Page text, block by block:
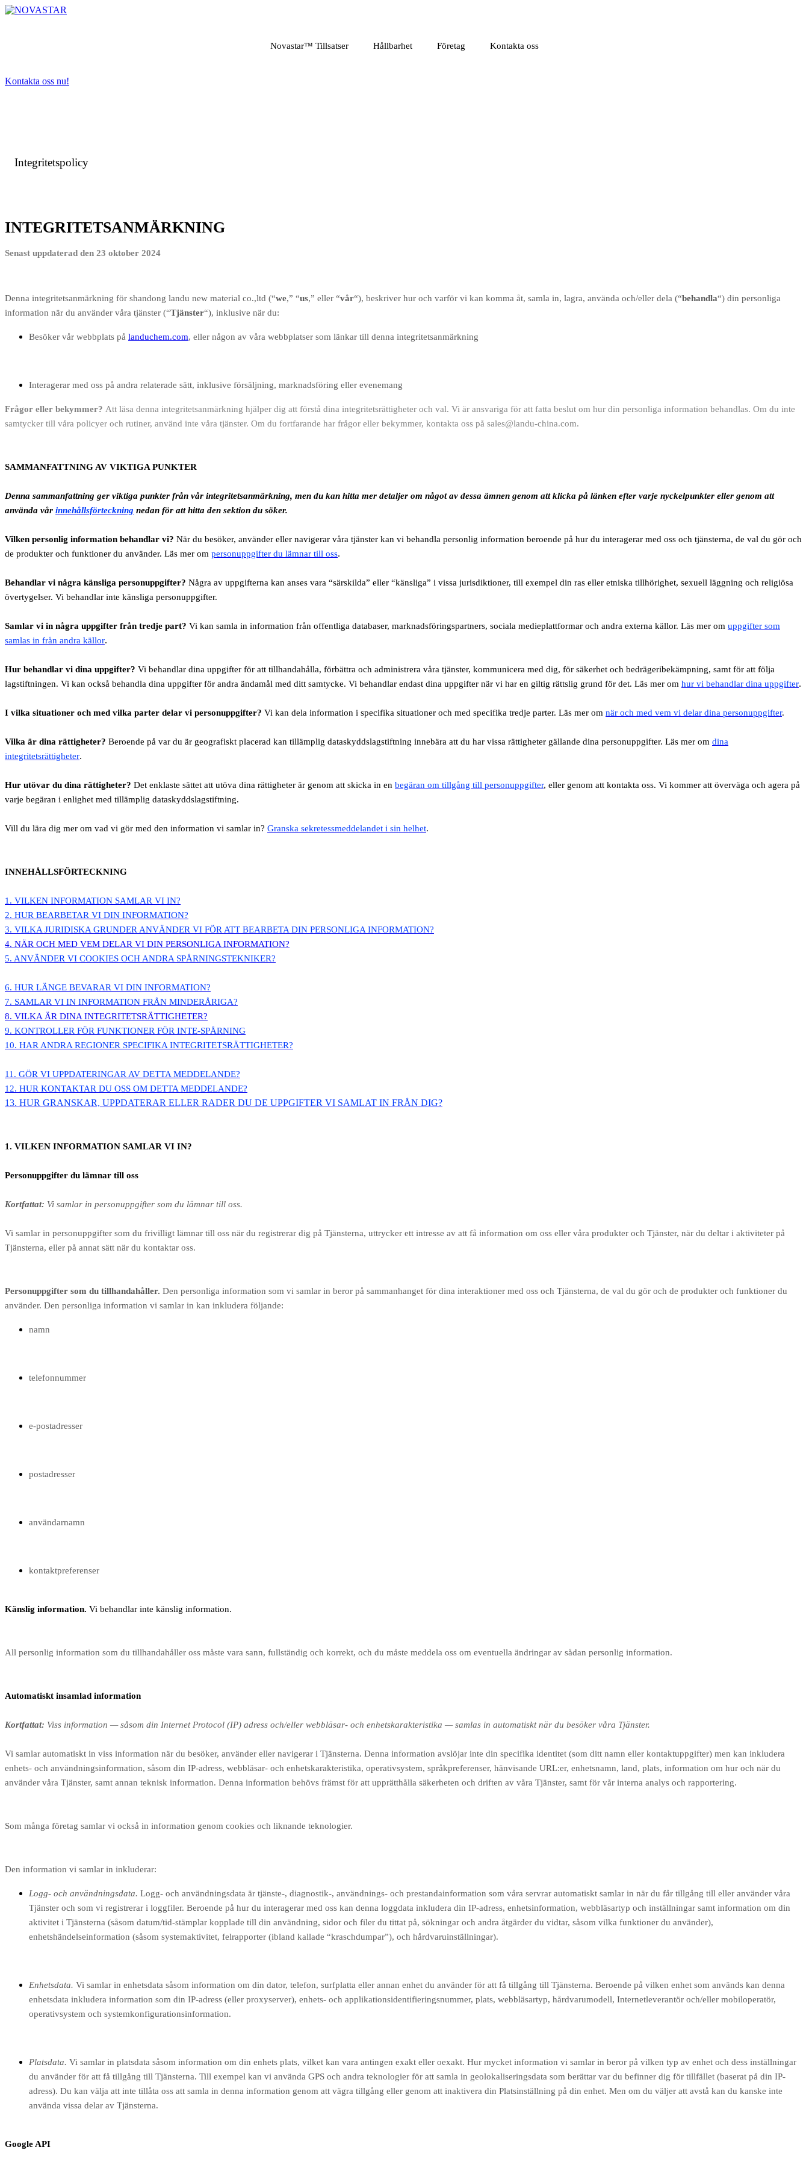
Hoppa
Novastar™ Tillsatser Hållbarhet Företag Kontakta oss
Kontakta oss nu!
Integritetspolicy
INTEGRITETSANMÄRKNING
Senast uppdaterad den 23 oktober 2024
Denna integritetsanmärkning för shandong landu new material co.,ltd (“we,” “us,” eller “vår“), beskriver hur och varför vi kan komma åt, samla in, lagra, använda och/eller dela (“behandla“) din personliga
information när du använder våra tjänster (“Tjänster“), inklusive när du:
Besöker vår webbplats på landuchem.com, eller någon av våra webbplatser som länkar till denna integritetsanmärkning
Interagerar med oss på andra relaterade sätt, inklusive försäljning, marknadsföring eller evenemang
Frågor eller bekymmer? Att läsa denna integritetsanmärkning hjälper dig att förstå dina integritetsrättigheter och val. Vi är ansvariga för att fatta beslut om hur din personliga information behandlas. Om du inte
samtycker till våra policyer och rutiner, använd inte våra tjänster. Om du fortfarande har frågor eller bekymmer, kontakta oss på sales@landu-china.com.
SAMMANFATTNING AV VIKTIGA PUNKTER
Denna sammanfattning ger viktiga punkter från vår integritetsanmärkning, men du kan hitta mer detaljer om något av dessa ämnen genom att klicka på länken efter varje nyckelpunkter eller genom att
använda vår innehållsförteckning nedan för att hitta den sektion du söker.
Vilken personlig information behandlar vi? När du besöker, använder eller navigerar våra tjänster kan vi behandla personlig information beroende på hur du interagerar med oss och tjänsterna, de val du gör och
de produkter och funktioner du använder. Läs mer om personuppgifter du lämnar till oss.
Behandlar vi några känsliga personuppgifter? Några av uppgifterna kan anses vara “särskilda” eller “känsliga” i vissa jurisdiktioner, till exempel din ras eller etniska tillhörighet, sexuell läggning och religiösa
övertygelser. Vi behandlar inte känsliga personuppgifter.
Samlar vi in några uppgifter från tredje part? Vi kan samla in information från offentliga databaser, marknadsföringspartners, sociala medieplattformar och andra externa källor. Läs mer om uppgifter som
samlas in från andra källor.
Hur behandlar vi dina uppgifter? Vi behandlar dina uppgifter för att tillhandahålla, förbättra och administrera våra tjänster, kommunicera med dig, för säkerhet och bedrägeribekämpning, samt för att följa
lagstiftningen. Vi kan också behandla dina uppgifter för andra ändamål med ditt samtycke. Vi behandlar endast dina uppgifter när vi har en giltig rättslig grund för det. Läs mer om hur vi behandlar dina uppgifter.
I vilka situationer och med vilka parter delar vi personuppgifter? Vi kan dela information i specifika situationer och med specifika tredje parter. Läs mer om när och med vem vi delar dina personuppgifter.
Vilka är dina rättigheter? Beroende på var du är geografiskt placerad kan tillämplig dataskyddslagstiftning innebära att du har vissa rättigheter gällande dina personuppgifter. Läs mer om dina
integritetsrättigheter.
Hur utövar du dina rättigheter? Det enklaste sättet att utöva dina rättigheter är genom att skicka in en begäran om tillgång till personuppgifter, eller genom att kontakta oss. Vi kommer att överväga och agera på
varje begäran i enlighet med tillämplig dataskyddslagstiftning.
Vill du lära dig mer om vad vi gör med den information vi samlar in? Granska sekretessmeddelandet i sin helhet.
INNEHÅLLSFÖRTECKNING
1. VILKEN INFORMATION SAMLAR VI IN?
2. HUR BEARBETAR VI DIN INFORMATION?
3. VILKA JURIDISKA GRUNDER ANVÄNDER VI FÖR ATT BEARBETA DIN PERSONLIGA INFORMATION?
4. NÄR OCH MED VEM DELAR VI DIN PERSONLIGA INFORMATION?
5. ANVÄNDER VI COOKIES OCH ANDRA SPÅRNINGSTEKNIKER?
6. HUR LÄNGE BEVARAR VI DIN INFORMATION?
7. SAMLAR VI IN INFORMATION FRÅN MINDERÅRIGA?
8. VILKA ÄR DINA INTEGRITETSRÄTTIGHETER?
9. KONTROLLER FÖR FUNKTIONER FÖR INTE-SPÅRNING
10. HAR ANDRA REGIONER SPECIFIKA INTEGRITETSRÄTTIGHETER?
11. GÖR VI UPPDATERINGAR AV DETTA MEDDELANDE?
12. HUR KONTAKTAR DU OSS OM DETTA MEDDELANDE?
13. HUR GRANSKAR, UPPDATERAR ELLER RADER DU DE UPPGIFTER VI SAMLAT IN FRÅN DIG?
1. VILKEN INFORMATION SAMLAR VI IN?
Personuppgifter du lämnar till oss
Kortfattat: Vi samlar in personuppgifter som du lämnar till oss.
Vi samlar in personuppgifter som du frivilligt lämnar till oss när du registrerar dig på Tjänsterna, uttrycker ett intresse av att få information om oss eller våra produkter och Tjänster, när du deltar i aktiviteter på
Tjänsterna, eller på annat sätt när du kontaktar oss.
Personuppgifter som du tillhandahåller. Den personliga information som vi samlar in beror på sammanhanget för dina interaktioner med oss och Tjänsterna, de val du gör och de produkter och funktioner du
använder. Den personliga information vi samlar in kan inkludera följande:
namn
telefonnummer
e-postadresser
postadresser
användarnamn
kontaktpreferenser
Känslig information. Vi behandlar inte känslig information.
All personlig information som du tillhandahåller oss måste vara sann, fullständig och korrekt, och du måste meddela oss om eventuella ändringar av sådan personlig information.
Automatiskt insamlad information
Kortfattat: Viss information — såsom din Internet Protocol (IP) adress och/eller webbläsar- och enhetskarakteristika — samlas in automatiskt när du besöker våra Tjänster.
Vi samlar automatiskt in viss information när du besöker, använder eller navigerar i Tjänsterna. Denna information avslöjar inte din specifika identitet (som ditt namn eller kontaktuppgifter) men kan inkludera
enhets- och användningsinformation, såsom din IP-adress, webbläsar- och enhetskarakteristika, operativsystem, språkpreferenser, hänvisande URL:er, enhetsnamn, land, plats, information om hur och när du
använder våra Tjänster, samt annan teknisk information. Denna information behövs främst för att upprätthålla säkerheten och driften av våra Tjänster, samt för vår interna analys och rapportering.
Som många företag samlar vi också in information genom cookies och liknande teknologier.
Den information vi samlar in inkluderar:
Logg- och användningsdata. Logg- och användningsdata är tjänste-, diagnostik-, användnings- och prestandainformation som våra servrar automatiskt samlar in när du får tillgång till eller använder våra
Tjänster och som vi registrerar i loggfiler. Beroende på hur du interagerar med oss kan denna loggdata inkludera din IP-adress, enhetsinformation, webbläsartyp och inställningar samt information om din
aktivitet i Tjänsterna (såsom datum/tid-stämplar kopplade till din användning, sidor och filer du tittat på, sökningar och andra åtgärder du vidtar, såsom vilka funktioner du använder),
enhetshändelseinformation (såsom systemaktivitet, felrapporter (ibland kallade “kraschdumpar”), och hårdvaruinställningar).
Enhetsdata. Vi samlar in enhetsdata såsom information om din dator, telefon, surfplatta eller annan enhet du använder för att få tillgång till Tjänsterna. Beroende på vilken enhet som används kan denna
enhetsdata inkludera information som din IP-adress (eller proxyserver), enhets- och applikationsidentifieringsnummer, plats, webbläsartyp, hårdvarumodell, Internetleverantör och/eller mobiloperatör,
operativsystem och systemkonfigurationsinformation.
Platsdata. Vi samlar in platsdata såsom information om din enhets plats, vilket kan vara antingen exakt eller oexakt. Hur mycket information vi samlar in beror på vilken typ av enhet och dess inställningar
du använder för att få tillgång till Tjänsterna. Till exempel kan vi använda GPS och andra teknologier för att samla in geolokaliseringsdata som berättar var du befinner dig för tillfället (baserat på din IP-
adress). Du kan välja att inte tillåta oss att samla in denna information genom att vägra tillgång eller genom att inaktivera din Platsinställning på din enhet. Men om du väljer att avstå kan du kanske inte
använda vissa delar av Tjänsterna.
Google API